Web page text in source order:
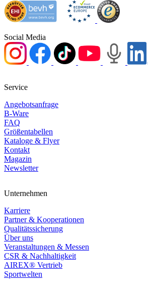
Social Media
Service
Angebotsanfrage
B-Ware
FAQ
Größentabellen
Kataloge & Flyer
Kontakt
Magazin
Newsletter
Unternehmen
Karriere
Partner & Kooperationen
Qualitätssicherung
Über uns
Veranstaltungen & Messen
CSR & Nachhaltigkeit
AIREX® Vertrieb
Sportwelten